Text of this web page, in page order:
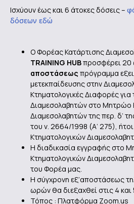
Ισχύουν έως και 6 άτοκες δόσεις –
δόσεων εδώ
Ο Φορέας Κατάρτισης
TRAINING HUBπροσφέρει 20
αποστάσεως πρόγραμμα
μετεκπαίδευσης στην
Κτηματολογικές Διαφορές
Διαμεσολαβητών στο Μητρώο
Διαμεσολαβητών της περ. δ’
του ν. 2664/1998 (Α’ 275),
Κτηματολογικών
Η διαδικασία εγγραφής στο
Κτηματολογικών
του Φορέα μας.
Η σύγχρονη εξ’αποστάσεως
ωρών θα διεξαχθεί στις 4
Τόπος : Πλατφόρμα Zoom.us